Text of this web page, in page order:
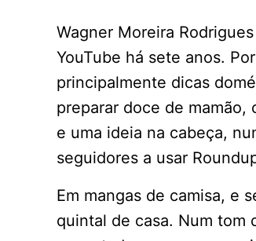
Wagner Moreira
YouTube há sete anos.
principalmente dicas
preparar doce de mamão,
e uma ideia na cabeça,
seguidores a usar
Em mangas de camisa, e
quintal de casa. Num tom